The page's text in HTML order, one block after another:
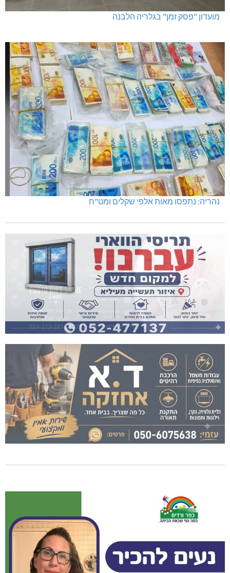
מועדון "פסק זמן" בגלריה הלבנה
נהריה: נתפסו מאות אלפי שקלים ומט"ח